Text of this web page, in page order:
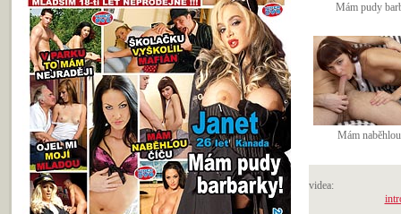
Mám pudy
Mám
videa: